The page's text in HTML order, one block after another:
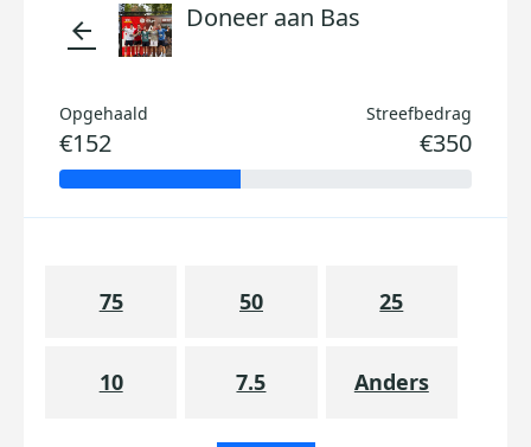
arrow_back Doneer aan Bas
Opgehaald
€152
Streefbedrag
€350
75 50 25
10 7.5 Anders